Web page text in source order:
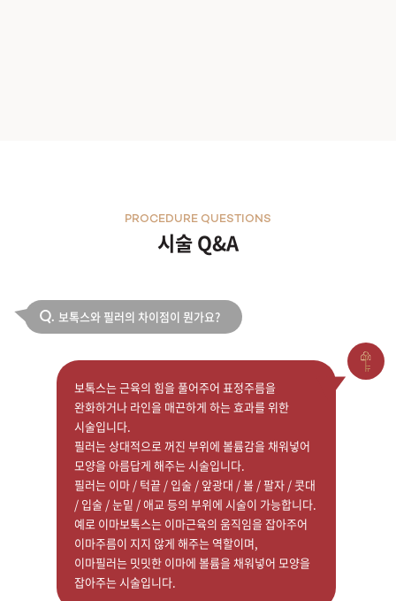
시술 Q&A
PROCEDURE QUESTIONS
Q. 보톡스와 필러의 차이점이 뭔가요?
보톡스는 근육의 힘을 풀어주어 표정주름을
완화하거나 라인을 매끈하게 하는 효과를 위한
시술입니다.
필러는 상대적으로 꺼진 부위에 볼륨감을 채워넣어
모양을 아름답게 해주는 시술입니다.
필러는 이마 / 턱끝 / 입술 / 앞광대 / 볼 / 팔자 / 콧대
/ 입술 / 눈밑 / 애교 등의 부위에 시술이 가능합니다.
예로 이마보톡스는 이마근육의 움직임을 잡아주어
이마주름이 지지 않게 해주는 역할이며,
이마필러는 밋밋한 이마에 볼륨을 채워넣어 모양을
잡아주는 시술입니다.